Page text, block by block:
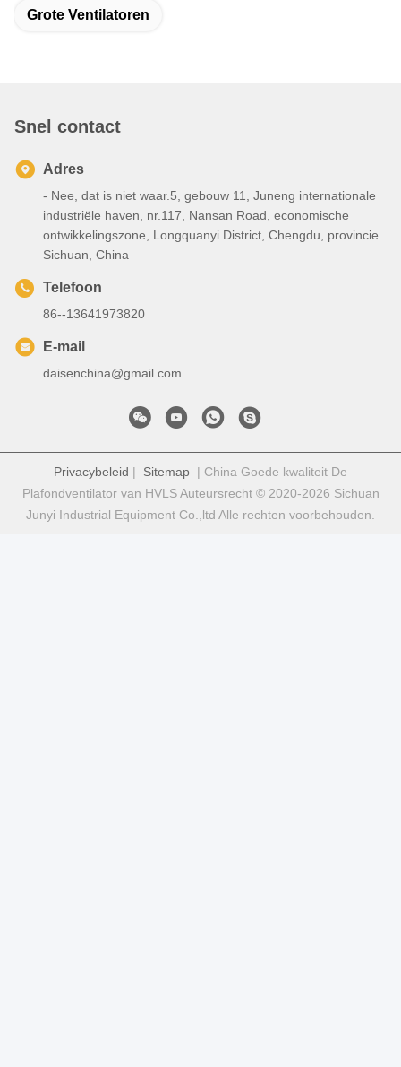
Grote Ventilatoren
Snel contact
Adres
- Nee, dat is niet waar.5, gebouw 11, Juneng internationale
industriële haven, nr.117, Nansan Road, economische
ontwikkelingszone, Longquanyi District, Chengdu, provincie
Sichuan, China
Telefoon
86--13641973820
E-mail
daisenchina@gmail.com
Privacybeleid | Sitemap | China Goede kwaliteit De
Plafondventilator van HVLS Auteursrecht © 2020-2026 Sichuan
Junyi Industrial Equipment Co.,ltd Alle rechten voorbehouden.